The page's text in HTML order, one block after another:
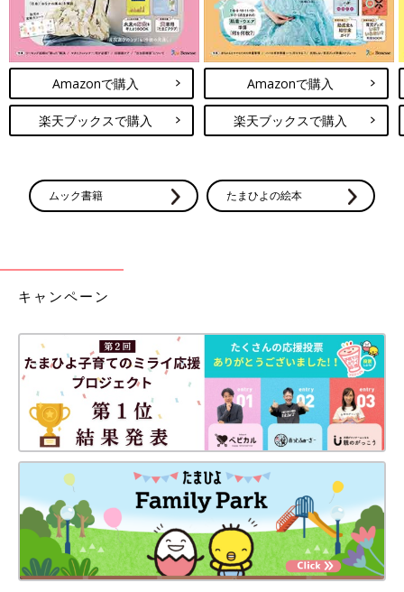
Amazonで購入
楽天ブックスで購入
Amazonで購入
楽天ブックスで購入
ムック書籍 たまひよの絵本
キャンペーン